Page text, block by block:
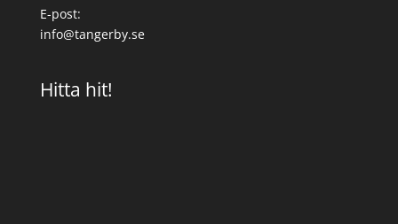
E-post:
info@tangerby.se
Hitta hit!